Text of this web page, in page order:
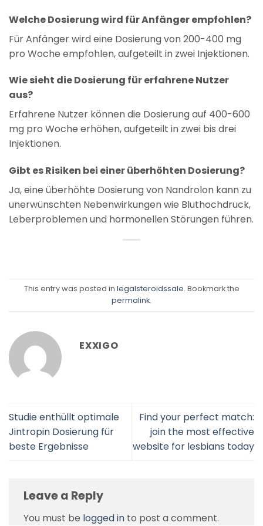
Welche Dosierung wird für Anfänger empfohlen?
Für Anfänger wird eine Dosierung von 200-400 mg
pro Woche empfohlen, aufgeteilt in zwei Injektionen.
Wie sieht die Dosierung für erfahrene Nutzer
aus?
Erfahrene Nutzer können die Dosierung auf 400-600
mg pro Woche erhöhen, aufgeteilt in zwei bis drei
Injektionen.
Gibt es Risiken bei einer überhöhten Dosierung?
Ja, eine überhöhte Dosierung von Nandrolon kann zu
unerwünschten Nebenwirkungen wie Bluthochdruck,
Leberproblemen und hormonellen Störungen führen.
This entry was posted in legalsteroidssale. Bookmark the
permalink.
EXXIGO
Studie enthüllt optimale
Jintropin Dosierung für
beste Ergebnisse
Find your perfect match:
join the most effective
website for lesbians today
Leave a Reply
You must be logged in to post a comment.